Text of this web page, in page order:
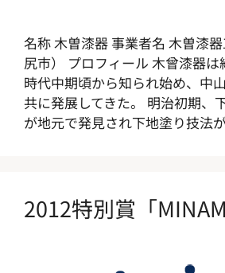
名称 木曽漆器 事業者名 木曽漆
尻市） プロフィール 木曾漆器は
時代中期頃から知られ始め、中
共に発展してきた。 明治初期、
が地元で発見され下地塗り技法
2012特別賞「